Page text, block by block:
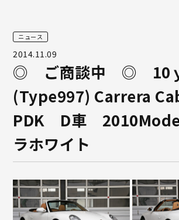
ニュース
2014.11.09
◎ ご商談中 ◎ 10
(Type997) Carrera
PDK D車
ラホワイト